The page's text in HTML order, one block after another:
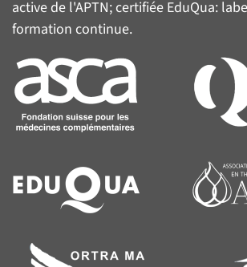
active de l'APTN; certifiée EduQua:
formation continue.